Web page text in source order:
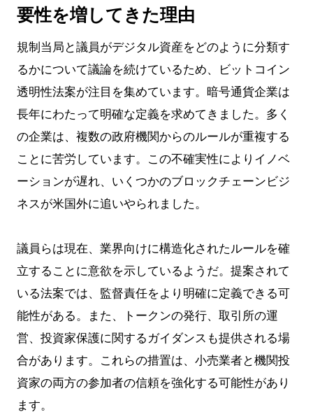
要性を増してきた理由
規制当局と議員がデジタル資産をどのように分類す
るかについて議論を続けているため、ビットコイン
透明性法案が注目を集めています。暗号通貨企業は
長年にわたって明確な定義を求めてきました。多く
の企業は、複数の政府機関からのルールが重複する
ことに苦労しています。この不確実性によりイノベ
ーションが遅れ、いくつかのブロックチェーンビジ
ネスが米国外に追いやられました。
議員らは現在、業界向けに構造化されたルールを確
立することに意欲を示しているようだ。提案されて
いる法案では、監督責任をより明確に定義できる可
能性がある。また、トークンの発行、取引所の運
営、投資家保護に関するガイダンスも提供される場
合があります。これらの措置は、小売業者と機関投
資家の両方の参加者の信頼を強化する可能性があり
ます。